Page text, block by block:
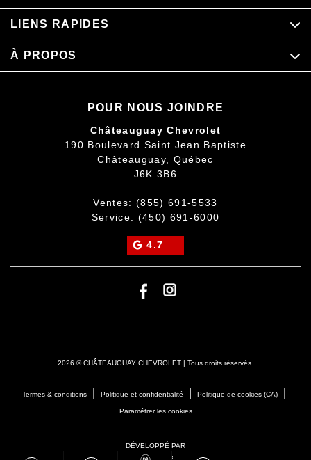
POUR NOUS JOINDRE
Châteauguay Chevrolet
190 Boulevard Saint Jean Baptiste
Châteauguay, Québec
J6K 3B6
Ventes:(855) 691-5533
Service: (450) 691-6000
4.7
LIENS RAPIDES
À PROPOS
2026 © CHÂTEAUGUAY CHEVROLET | Tous droits réservés.
Termes & conditions Politique et confidentialité Politique de cookies (CA)
Paramétrer les cookies
DÉVELOPPÉ PAR